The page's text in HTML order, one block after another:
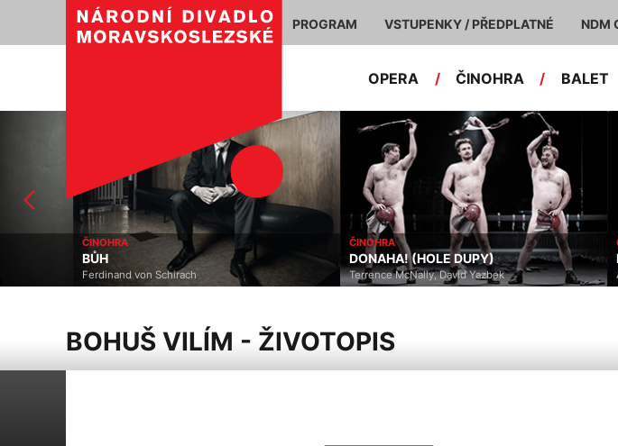
PROGRAM VSTUPENKY / PŘEDPLATNÉ NDM
OPERA / ČINOHRA / BALET
Ferdinand von Schirach
DONAHA! (HOLE DUPY)
Terrence McNally, David Yazbek
ČINOHRA
Alistair
BOHUŠ VILÍM - ŽIVOTOPIS